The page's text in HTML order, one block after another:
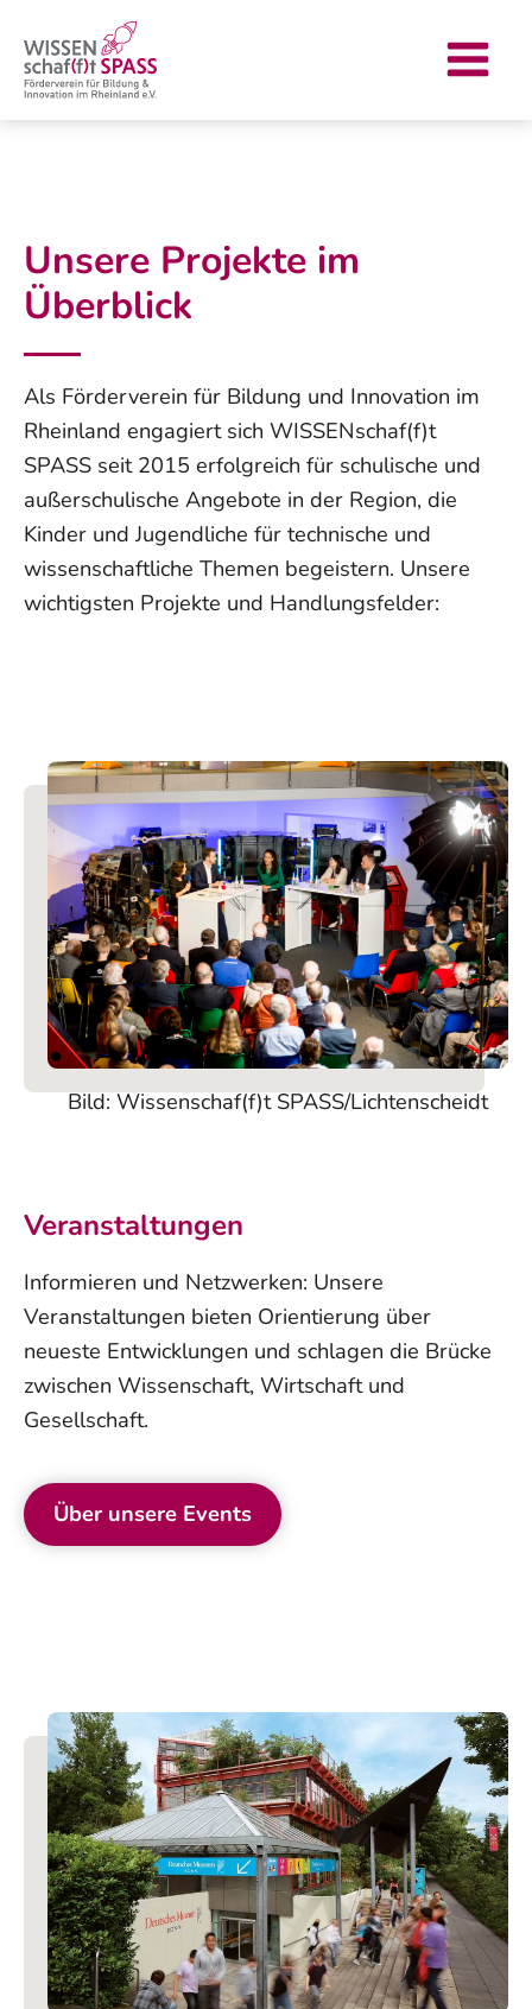
Inhalt
springen
Menu
Unsere Projekte im
Überblick
Als Förderverein für Bildung und Innovation im
Rheinland engagiert sich WISSENschaf(f)t
SPASS seit 2015 erfolgreich für schulische und
außerschulische Angebote in der Region, die
Kinder und Jugendliche für technische und
wissenschaftliche Themen begeistern. Unsere
wichtigsten Projekte und Handlungsfelder:
Bild: Wissenschaf(f)t SPASS/Lichtenscheidt
Veranstaltungen
Informieren und Netzwerken: Unsere
Veranstaltungen bieten Orientierung über
neueste Entwicklungen und schlagen die Brücke
zwischen Wissenschaft, Wirtschaft und
Gesellschaft.
Über unsere Events